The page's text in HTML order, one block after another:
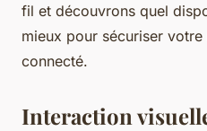
fil et découvrons quel
mieux pour sécuriser votre
connecté.
Interaction